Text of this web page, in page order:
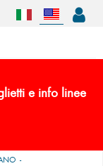
e info linee